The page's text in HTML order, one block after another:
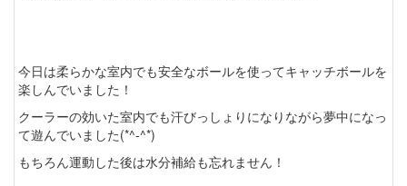
今日は柔らかな室内でも安全なボールを使ってキャッチボールを
楽しんでいました！
クーラーの効いた室内でも汗びっしょりになりながら夢中になっ
て遊んでいました(*^-^*)
もちろん運動した後は水分補給も忘れません！